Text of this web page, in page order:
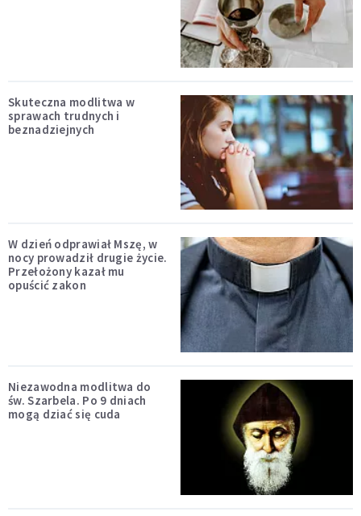
Skuteczna modlitwa w
sprawach trudnych i
beznadziejnych
W dzień odprawiał Mszę, w
nocy prowadził drugie życie.
Przełożony kazał mu
opuścić zakon
Niezawodna modlitwa do
św. Szarbela. Po 9 dniach
mogą dziać się cuda